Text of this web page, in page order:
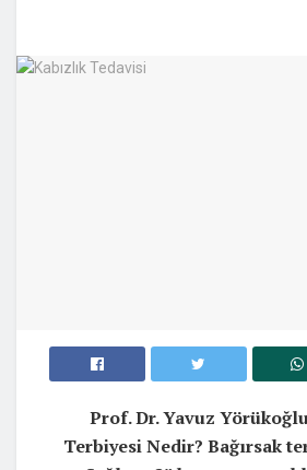
Prof. Dr. Yavuz
Terbiyesi Nedir? Bağırsak